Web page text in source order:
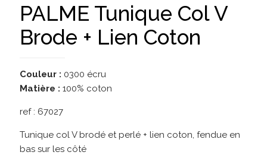
PALME Tunique Col V
Brode + Lien Coton
Couleur : 0300 écru
Matière : 100% coton
ref : 67027
Tunique col V brodé et perlé + lien coton, fendue en
bas sur les côté